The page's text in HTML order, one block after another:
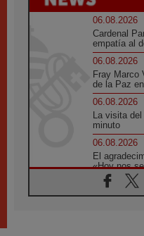
06.08.2026
Cardenal
empatía al
06.08.2026
Fray Marco
de la Paz
06.08.2026
La visita
minuto
06.08.2026
El
«Hoy nos
06.08.2026
Líbano: